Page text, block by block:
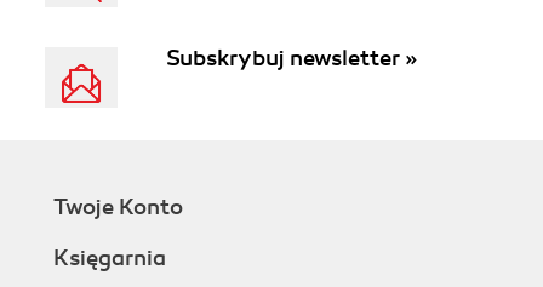
Subskrybuj newsletter »
Twoje Konto
Księgarnia